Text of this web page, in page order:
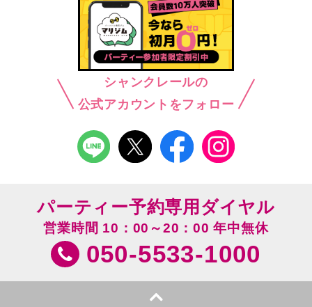
シャンクレールの
公式アカウントをフォロー
パーティー予約専用ダイヤル
営業時間 10：00～20：00 年中無休
050-5533-1000